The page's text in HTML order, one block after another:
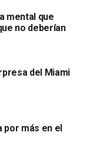
mental que
no deberían
del Miami
por más en el